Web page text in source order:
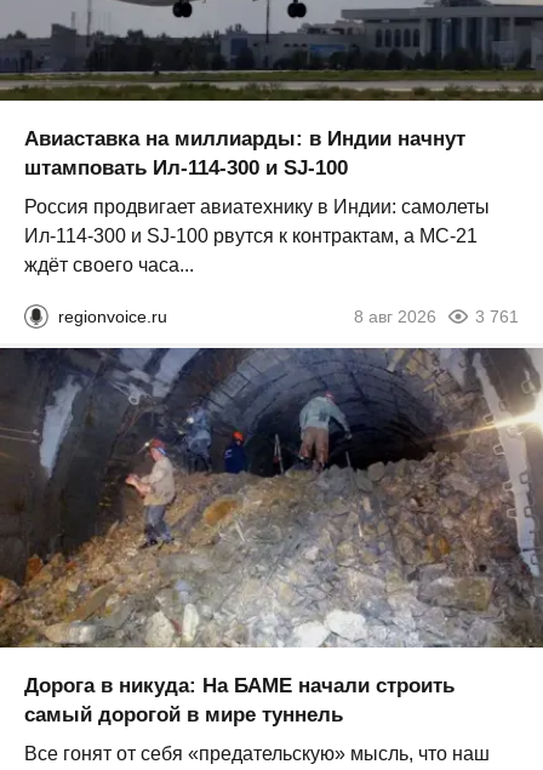
Авиаставка на миллиарды: в Индии начнут
штамповать Ил‑114‑300 и SJ‑100
Россия продвигает авиатехнику в Индии: самолеты
Ил‑114‑300 и SJ‑100 рвутся к контрактам, а МС‑21
ждёт своего часа...
regionvoice.ru 8 авг 2026 3 761
Дорога в никуда: На БАМЕ начали строить
самый дорогой в мире туннель
Все гонят от себя «предательскую» мысль, что наш